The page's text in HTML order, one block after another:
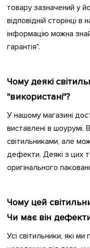
товару зазначений у
відповідній сторінці
інформацію можна
гарантія".
Чому деякі
"використані"?
У нашому магазині
виставлені в шоурумі.
світильниками, але
дефекти. Деякі з цих
оригінального
Чому цей
Чи має він
Усі світильники, які